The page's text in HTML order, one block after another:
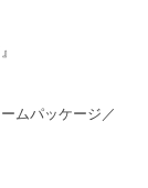
ムパッケージ／